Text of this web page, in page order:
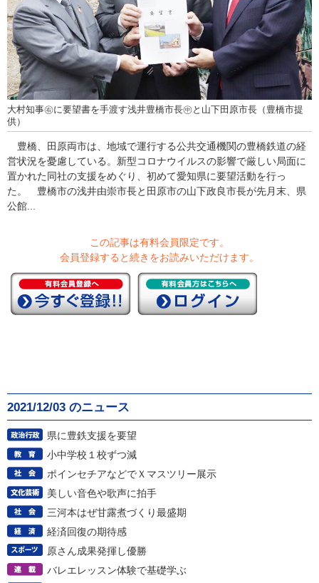
大村知事㊨に要望書を手渡す浅井豊橋市長㊥と山下田原市長（豊橋市提
供）
豊橋、田原両市は、地域で運行する公共交通機関の豊橋鉄道の経
営状況を憂慮している。新型コロナウイルスの影響で厳しい局面に
置かれた同社の支援をめぐり、初めて愛知県に要望活動を行っ
た。 豊橋市の浅井由崇市長と田原市の山下政良市長が先月末、県
公館...
この記事は有料会員限定です。
会員登録すると続きをお読みいただけます。
2021/12/03 のニュース
県に豊鉄支援を要望
小中学校１校ずつ減
ポインセチアなどでＸマスツリー展示
美しい音色や歌声に拍手
三河本はぜ甘露煮づくり最盛期
経済回復の期待感
原さん成果発揮し優勝
バレエレッスン体験で基礎学ぶ